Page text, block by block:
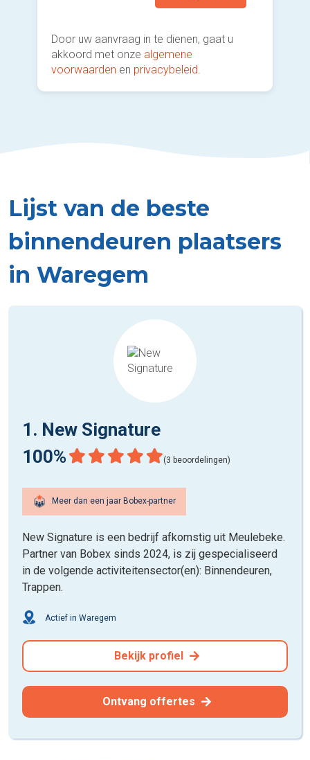
Door uw aanvraag in te dienen, gaat u
akkoord met onze algemene
voorwaarden en privacybeleid
Lijst van de beste
binnendeuren plaatsers
in Waregem
1. New Signature
100%
(3 beoordelingen)
Meer dan een jaar Bobex-partner
New Signature is een bedrijf afkomstig uit Meulebeke.
Partner van Bobex sinds 2024, is zij gespecialiseerd
in de volgende activiteitensector(en): Binnendeuren,
Trappen.
Actief in Waregem
Bekijk profiel
Ontvang offertes